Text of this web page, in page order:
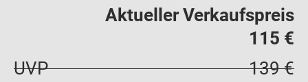
Aktueller Verkaufspreis
115 €
UVP
139 €